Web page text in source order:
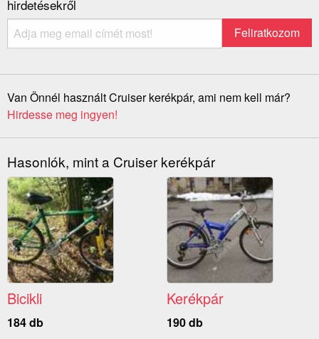
hirdetésekről
Van Önnél használt Cruiser kerékpár, ami nem kell már?
Hirdesse meg ingyen!
Hasonlók, mint a Cruiser kerékpár
Bicikli
184 db
Kerékpár
190 db